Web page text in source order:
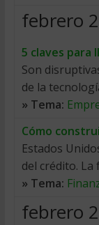
febrero
5 claves para
Son
de la
» Tema:
Cómo
Estados
del crédito. La
» Tema:
febrero